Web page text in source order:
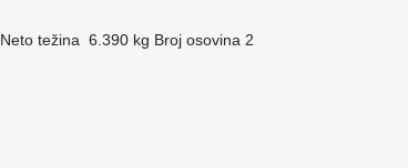
Neto težina 6.390 kg Broj osovina 2